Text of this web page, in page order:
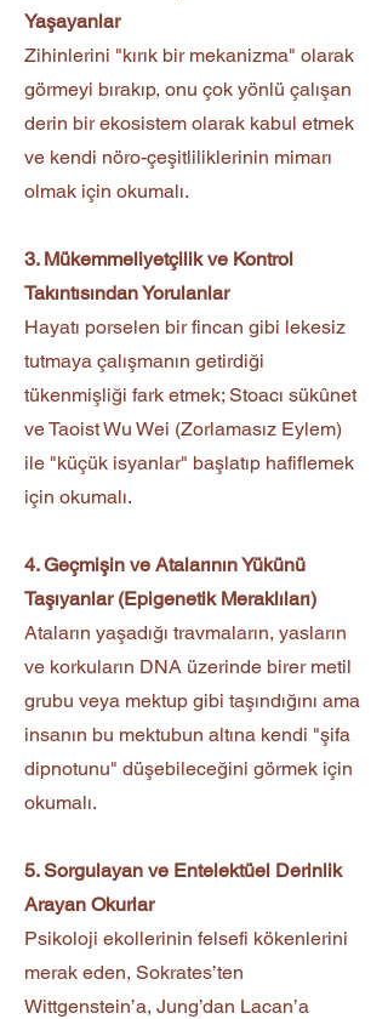
Yaşayanlar
Zihinlerini "kırık bir mekanizma" olarak
görmeyi bırakıp, onu çok yönlü çalışan
derin bir ekosistem olarak kabul etmek
ve kendi nöro-çeşitliliklerinin mimarı
olmak için okumalı.
3. Mükemmeliyetçilik ve Kontrol
Takıntısından Yorulanlar
Hayatı porselen bir fincan gibi lekesiz
tutmaya çalışmanın getirdiği
tükenmişliği fark etmek; Stoacı sükûnet
ve Taoist Wu Wei (Zorlamasız Eylem)
ile "küçük isyanlar" başlatıp hafiflemek
için okumalı.
4. Geçmişin ve Atalarının Yükünü
Taşıyanlar (Epigenetik Meraklıları)
Ataların yaşadığı travmaların, yasların
ve korkuların DNA üzerinde birer metil
grubu veya mektup gibi taşındığını ama
insanın bu mektubun altına kendi "şifa
dipnotunu" düşebileceğini görmek için
okumalı.
5. Sorgulayan ve Entelektüel Derinlik
Arayan Okurlar
Psikoloji ekollerinin felsefi kökenlerini
merak eden, Sokrates’ten
Wittgenstein’a, Jung’dan Lacan’a